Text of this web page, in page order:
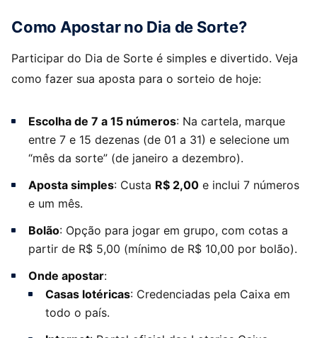
Como Apostar no Dia de Sorte?
Participar do Dia de Sorte é simples e divertido. Veja
como fazer sua aposta para o sorteio de hoje:
Escolha de 7 a 15 números: Na cartela, marque
entre 7 e 15 dezenas (de 01 a 31) e selecione um
“mês da sorte” (de janeiro a dezembro).
Aposta simples: Custa R$ 2,00 e inclui 7 números
e um mês.
Bolão: Opção para jogar em grupo, com cotas a
partir de R$ 5,00 (mínimo de R$ 10,00 por bolão).
Onde apostar:
Casas lotéricas: Credenciadas pela Caixa em
todo o país.